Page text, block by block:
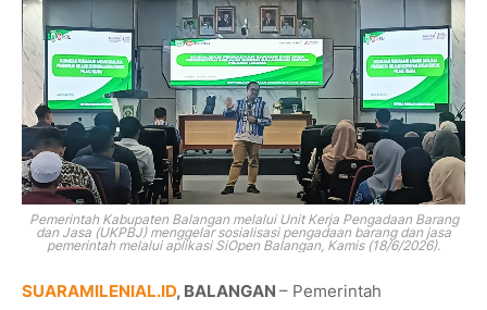
Pemerintah Kabupaten Balangan melalui Unit Kerja Pengadaan Barang
dan Jasa (UKPBJ) menggelar sosialisasi pengadaan barang dan jasa
pemerintah melalui aplikasi SiOpen Balangan, Kamis (18/6/2026).
SUARAMILENIAL.ID, BALANGAN – Pemerintah